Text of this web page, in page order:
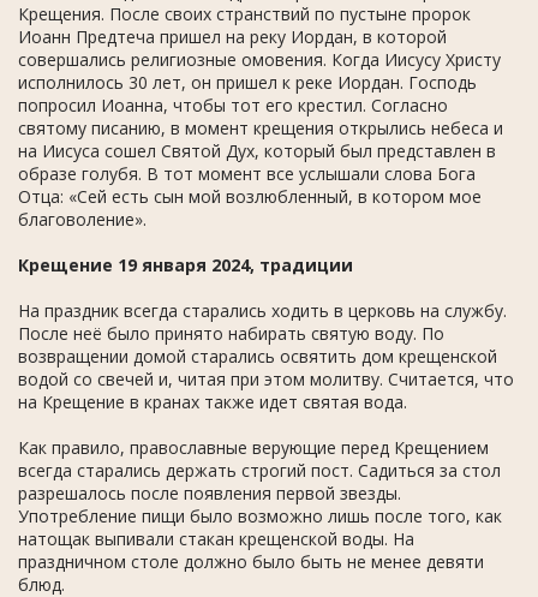
Крещения. После своих странствий по пустыне пророк
Иоанн Предтеча пришел на реку Иордан, в которой
совершались религиозные омовения. Когда Иисусу Христу
исполнилось 30 лет, он пришел к реке Иордан. Господь
попросил Иоанна, чтобы тот его крестил. Согласно
святому писанию, в момент крещения открылись небеса и
на Иисуса сошел Святой Дух, который был представлен в
образе голубя. В тот момент все услышали слова Бога
Отца: «Сей есть сын мой возлюбленный, в котором мое
благоволение».
Крещение 19 января 2024, традиции
На праздник всегда старались ходить в церковь на службу.
После неё было принято набирать святую воду. По
возвращении домой старались освятить дом крещенской
водой со свечей и, читая при этом молитву. Считается, что
на Крещение в кранах также идет святая вода.
Как правило, православные верующие перед Крещением
всегда старались держать строгий пост. Садиться за стол
разрешалось после появления первой звезды.
Употребление пищи было возможно лишь после того, как
натощак выпивали стакан крещенской воды. На
праздничном столе должно было быть не менее девяти
блюд.